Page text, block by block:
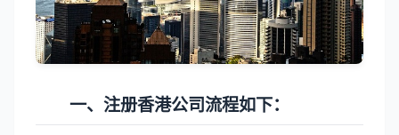
一、注册香港公司流程如下：